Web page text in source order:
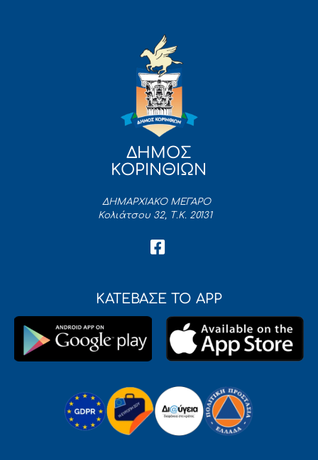
ΔΗΜΟΣ
ΚΟΡΙΝΘΙΩΝ
ΔΗΜΑΡΧΙΑΚΟ ΜΕΓΑΡΟ
Κολιάτσου 32, Τ.Κ. 20131
ΚΑΤΕΒΑΣΕ ΤΟ APP